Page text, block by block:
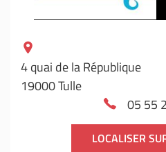
4 quai de la République
19000 Tulle
05 55
LOCALISER